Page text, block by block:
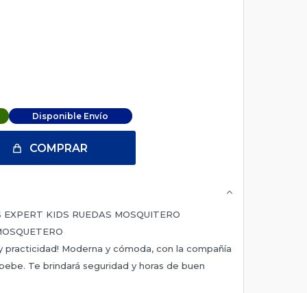
Disponible Envío
COMPRAR
EXPERT KIDS RUEDAS MOSQUITERO
practicidad! Moderna y cómoda, con la compañía
Te brindará seguridad y horas de buen